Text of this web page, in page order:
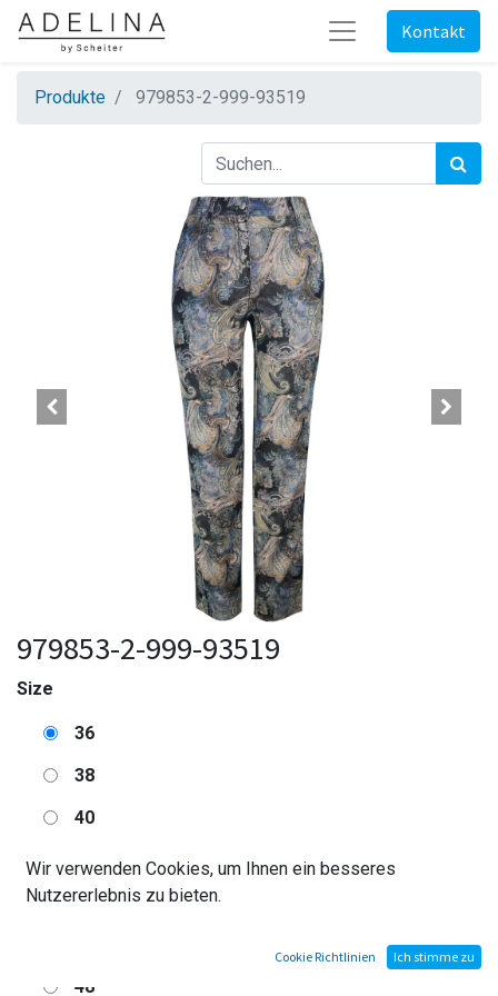
Kontakt
Produkte 979853-2-999-93519
979853-2-999-93519
Size
36
38
40
44
48
Wir verwenden Cookies, um Ihnen ein besseres
Nutzererlebnis zu bieten.
Cookie Richtlinien Ich stimme zu